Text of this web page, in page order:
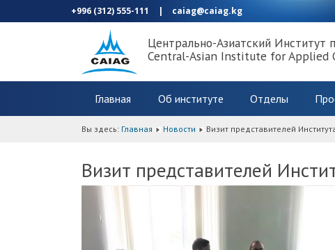
+996 (312) 555-111 | caiag@caiag.kg
Центрально-Азиатский
Central-Asian Institute for Applied
Главная Об институте Отделы
Вы здесь: Главная Новости Визит представителей
Визит представителей